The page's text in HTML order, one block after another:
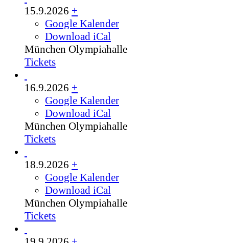
15.9.2026 +
Google Kalender
Download iCal
München Olympiahalle
Tickets
16.9.2026 +
Google Kalender
Download iCal
München Olympiahalle
Tickets
18.9.2026 +
Google Kalender
Download iCal
München Olympiahalle
Tickets